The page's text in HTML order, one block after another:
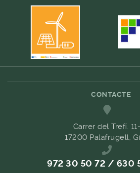
CONTACTE
Carrer del Trefí.
17200 Palafrugell,
972 30 50 72 / 630